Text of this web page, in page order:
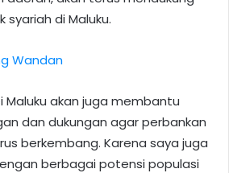
di Maluku.
Wandan
Maluku akan juga membantu
dan dukungan agar perbankan
berkembang. Karena saya juga
berbagai potensi populasi